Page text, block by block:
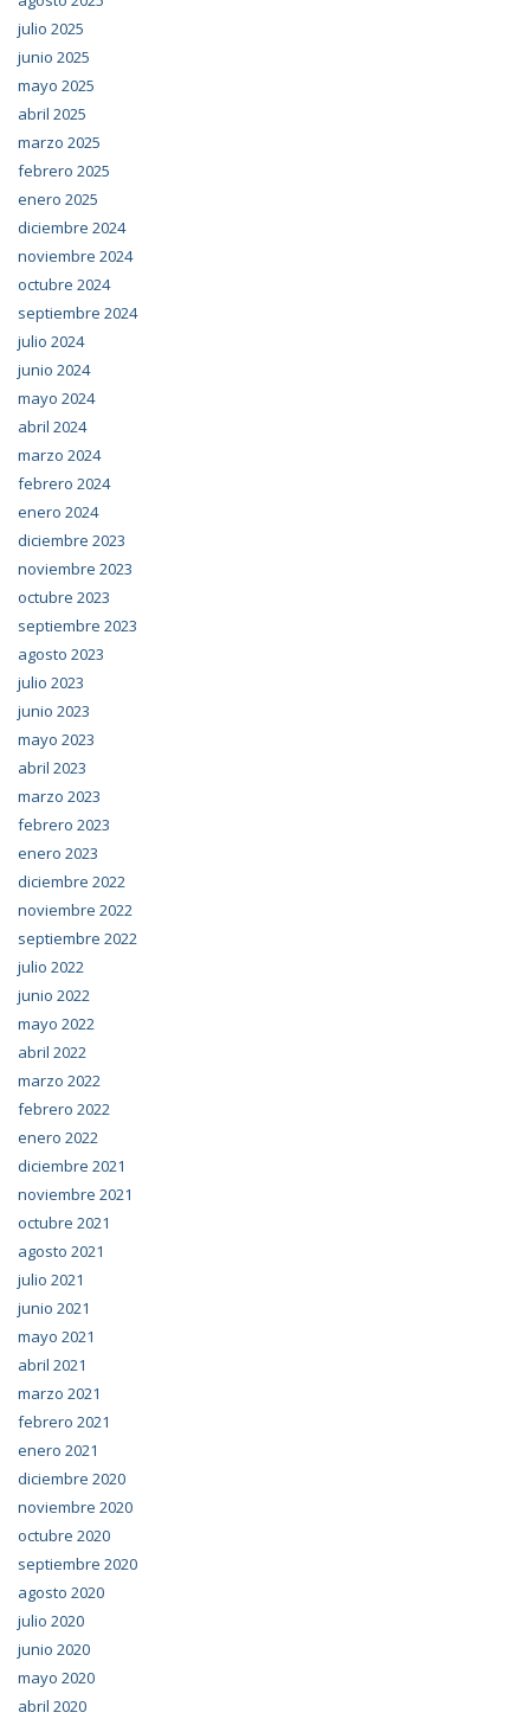
julio 2025
junio 2025
mayo 2025
abril 2025
marzo 2025
febrero 2025
enero 2025
diciembre 2024
noviembre 2024
octubre 2024
septiembre 2024
julio 2024
junio 2024
mayo 2024
abril 2024
marzo 2024
febrero 2024
enero 2024
diciembre 2023
noviembre 2023
octubre 2023
septiembre 2023
agosto 2023
julio 2023
junio 2023
mayo 2023
abril 2023
marzo 2023
febrero 2023
enero 2023
diciembre 2022
noviembre 2022
septiembre 2022
julio 2022
junio 2022
mayo 2022
abril 2022
marzo 2022
febrero 2022
enero 2022
diciembre 2021
noviembre 2021
octubre 2021
agosto 2021
julio 2021
junio 2021
mayo 2021
abril 2021
marzo 2021
febrero 2021
enero 2021
diciembre 2020
noviembre 2020
octubre 2020
septiembre 2020
agosto 2020
julio 2020
junio 2020
mayo 2020
abril 2020